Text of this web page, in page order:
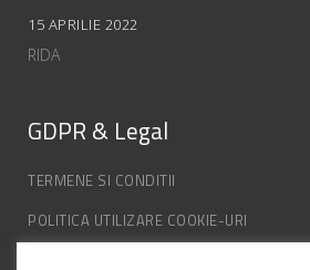
15 APRILIE 2022
RIDA
GDPR & Legal
TERMENE SI CONDITII
POLITICA UTILIZARE COOKIE-URI